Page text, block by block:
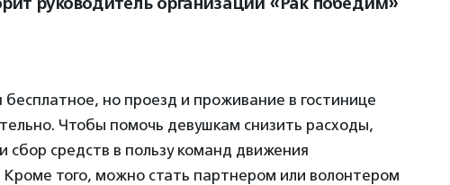
но проезд и проживание в гостинице
Чтобы помочь девушкам снизить расходы,
сбор средств в пользу команд движения
Кроме того, можно стать партнером или волонтером